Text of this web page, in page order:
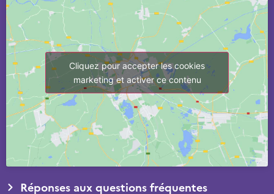
Cliquez pour accepter les cookies
marketing et activer ce contenu
Réponses aux questions fréquentes